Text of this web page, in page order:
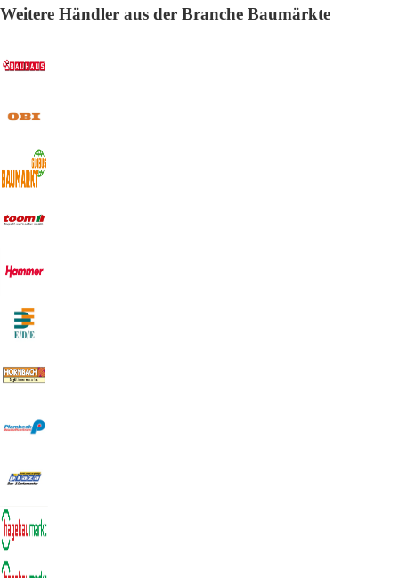
Weitere Händler aus der Branche Baumärkte